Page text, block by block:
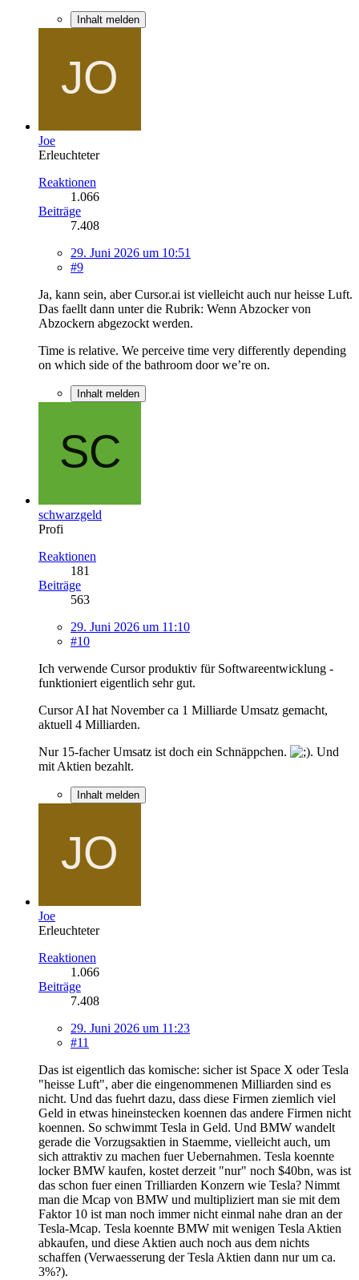
Inhalt melden
Joe
Erleuchteter
Reaktionen
1.066
Beiträge
7.408
29. Juni 2026 um 10:51
#9
Ja, kann sein, aber Cursor.ai ist vielleicht auch nur heisse Luft.
Das faellt dann unter die Rubrik: Wenn Abzocker von
Abzockern abgezockt werden.
Time is relative. We perceive time very differently depending
on which side of the bathroom door we’re on.
Inhalt melden
schwarzgeld
Profi
Reaktionen
181
Beiträge
563
29. Juni 2026 um 11:10
#10
Ich verwende Cursor produktiv für Softwareentwicklung -
funktioniert eigentlich sehr gut.
Cursor AI hat November ca 1 Milliarde Umsatz gemacht,
aktuell 4 Milliarden.
Nur 15-facher Umsatz ist doch ein Schnäppchen.
. Und
mit Aktien bezahlt.
Inhalt melden
Joe
Erleuchteter
Reaktionen
1.066
Beiträge
7.408
29. Juni 2026 um 11:23
#11
Das ist eigentlich das komische: sicher ist Space X oder Tesla
"heisse Luft", aber die eingenommenen Milliarden sind es
nicht. Und das fuehrt dazu, dass diese Firmen ziemlich viel
Geld in etwas hineinstecken koennen das andere Firmen nicht
koennen. So schwimmt Tesla in Geld. Und BMW wandelt
gerade die Vorzugsaktien in Staemme, vielleicht auch, um
sich attraktiv zu machen fuer Uebernahmen. Tesla koennte
locker BMW kaufen, kostet derzeit "nur" noch $40bn, was ist
das schon fuer einen Trilliarden Konzern wie Tesla? Nimmt
man die Mcap von BMW und multipliziert man sie mit dem
Faktor 10 ist man noch immer nicht einmal nahe dran an der
Tesla-Mcap. Tesla koennte BMW mit wenigen Tesla Aktien
abkaufen, und diese Aktien auch noch aus dem nichts
schaffen (Verwaesserung der Tesla Aktien dann nur um ca.
3%?).